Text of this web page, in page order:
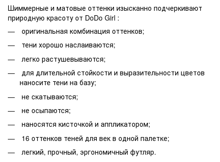
Шиммерные и матовые оттенки изысканно подчеркивают
природную красоту от DoDo Girl :
оригинальная комбинация оттенков;
тени хорошо наслаиваются;
легко растушевываются;
для длительной стойкости и выразительности цветов
наносите тени на базу;
не скатываются;
не осыпаются;
наносятся кисточкой и аппликатором;
16 оттенков теней для век в одной палетке;
легкий, прочный, эргономичный футляр.